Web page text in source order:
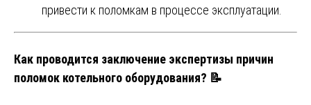
привести к поломкам в процессе эксплуатации.
Как проводится заключение экспертизы причин
поломок котельного оборудования? 📝